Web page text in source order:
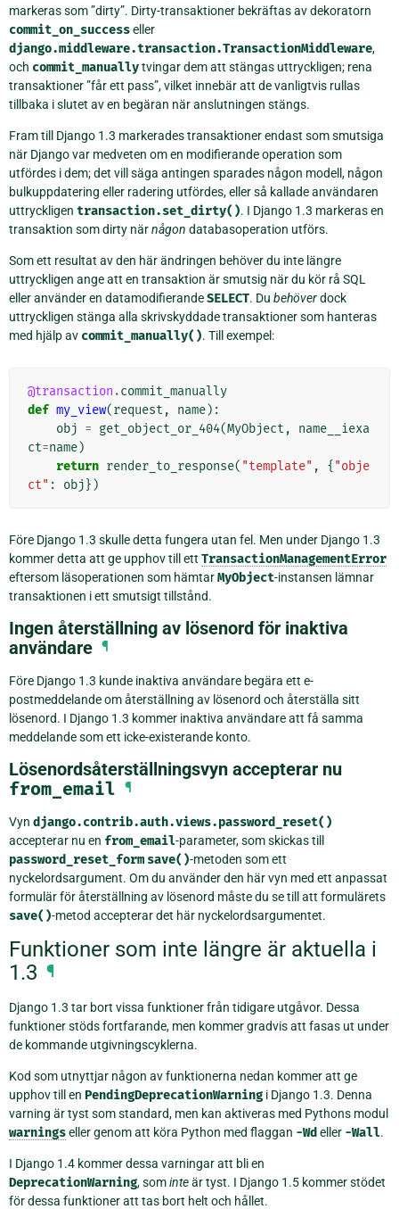
markeras som ”dirty”. Dirty-transaktioner bekräftas av dekoratorn
commit_on_successeller
django.middleware.transaction.TransactionMiddleware,
och commit_manuallytvingar dem att stängas uttryckligen; rena
transaktioner ”får ett pass”, vilket innebär att de vanligtvis rullas
tillbaka i slutet av en begäran när anslutningen stängs.
Fram till Django 1.3 markerades transaktioner endast som smutsiga
när Django var medveten om en modifierande operation som
utfördes i dem; det vill säga antingen sparades någon modell, någon
bulkuppdatering eller radering utfördes, eller så kallade användaren
uttryckligen transaction.set_dirty(). I Django 1.3 markeras en
transaktion som dirty närnågon databasoperation utförs.
Som ett resultat av den här ändringen behöver du inte längre
uttryckligen ange att en transaktion är smutsig när du kör rå SQL
eller använder en datamodifierandeSELECT. Du behöverdock
uttryckligen stänga alla skrivskyddade transaktioner som hanteras
med hjälp av commit_manually(). Till exempel:
@transaction .commit_manually
def my_view(request , name):
obj = get_object_or_404(MyObject ,
name__iexa
ct=name)
return render_to_response( "template" , { "obje
ct" : obj})
Före Django 1.3 skulle detta fungera utan fel. Men under Django 1.3
kommer detta att ge upphov till ett TransactionManagementError
eftersom läsoperationen som hämtarMyObject-instansen lämnar
transaktionen i ett smutsigt tillstånd.
Ingen återställning av lösenord för inaktiva
användare ¶
Före Django 1.3 kunde inaktiva användare begära ett e-
postmeddelande om återställning av lösenord och återställa sitt
lösenord. I Django 1.3 kommer inaktiva användare att få samma
meddelande som ett icke-existerande konto.
Lösenordsåterställningsvyn accepterar nu
from_email ¶
Vyn django.contrib.auth.views.password_reset()
accepterar nu en from_email-parameter, som skickas till
password_reset_form save()-metoden som ett
nyckelordsargument. Om du använder den här vyn med ett anpassat
formulär för återställning av lösenord måste du se till att formulärets
save()-metod accepterar det här nyckelordsargumentet.
Funktioner som inte längre är aktuella i
1.3 ¶
Django 1.3 tar bort vissa funktioner från tidigare utgåvor. Dessa
funktioner stöds fortfarande, men kommer gradvis att fasas ut under
de kommande utgivningscyklerna.
Kod som utnyttjar någon av funktionerna nedan kommer att ge
upphov till en PendingDeprecationWarning i Django 1.3. Denna
varning är tyst som standard, men kan aktiveras med Pythons modul
warningseller genom att köra Python med flaggan -Wdeller -Wall.
I Django 1.4 kommer dessa varningar att bli en
DeprecationWarning, sominteär tyst. I Django 1.5 kommer stödet
för dessa funktioner att tas bort helt och hållet.